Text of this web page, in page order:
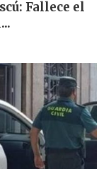
Fallece el